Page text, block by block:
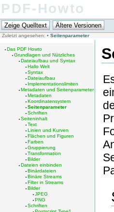
PDF-Howto
Zuletzt angesehen: • Seitenparameter
Das PDF Howto
Grundlagen und Nützliches
Dateiaufbau und Syntax
Hallo Welt
Syntax
Dateiaufbau
Implementationslimiten
Metadaten und Seitenparameter
Metadaten
Koordinatensystem
Seitenparameter
Schriften
Seiteninhalt
Text
Linien und Kurven
Flächen und Figuren
Farben
Gruppierung
Transformation
Bilder
Dateien einbinden
Binärdateien
Binäre Streams
Filter in Streams
Bilder
JPEG
PNG
Schriften